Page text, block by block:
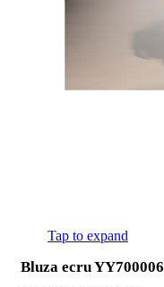
Tap to expand
Bluza ecru YY700006